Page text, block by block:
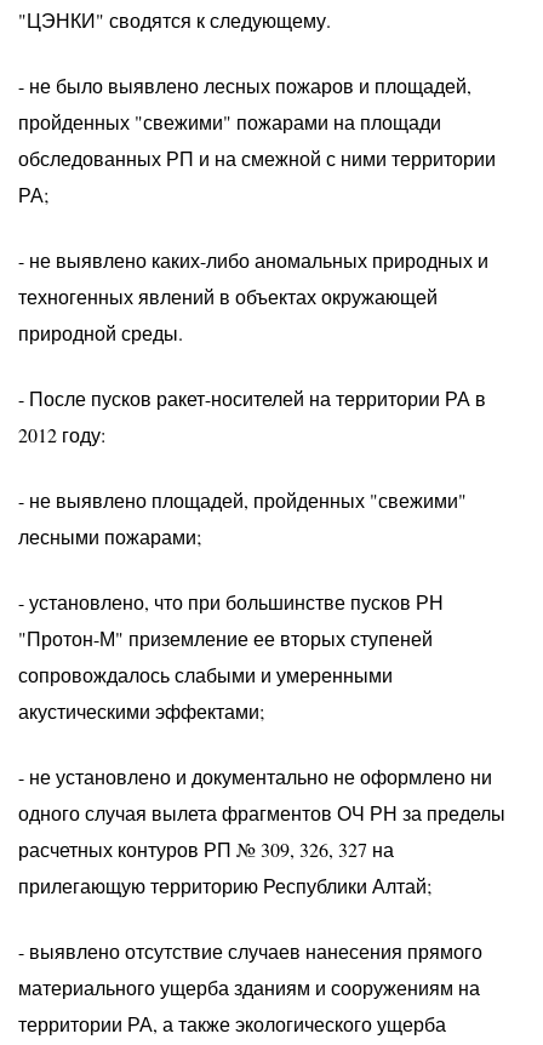
"ЦЭНКИ" сводятся к следующему.
- не было выявлено лесных пожаров и площадей,
пройденных "свежими" пожарами на площади
обследованных РП и на смежной с ними территории
РА;
- не выявлено каких-либо аномальных природных и
техногенных явлений в объектах окружающей
природной среды.
- После пусков ракет-носителей на территории РА в
2012 году:
- не выявлено площадей, пройденных "свежими"
лесными пожарами;
- установлено, что при большинстве пусков РН
"Протон-М" приземление ее вторых ступеней
сопровождалось слабыми и умеренными
акустическими эффектами;
- не установлено и документально не оформлено ни
одного случая вылета фрагментов ОЧ РН за пределы
расчетных контуров РП № 309, 326, 327 на
прилегающую территорию Республики Алтай;
- выявлено отсутствие случаев нанесения прямого
материального ущерба зданиям и сооружениям на
территории РА, а также экологического ущерба